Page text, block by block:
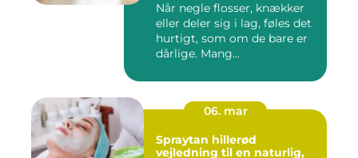
Når negle flosser, knækker
eller deler sig i lag, føles det
hurtigt, som om de bare er
dårlige. Mang...
06. mar
Spraytan hillerød
vejledning til en naturlig,